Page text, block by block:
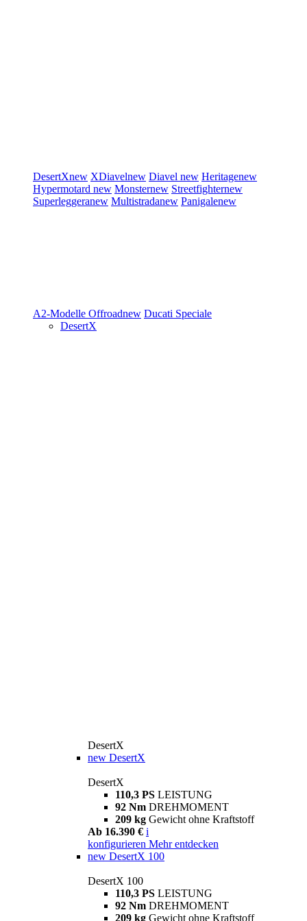
DesertXnew XDiavelnew Diavel new Heritagenew
Hypermotard new Monsternew Streetfighternew
Superleggeranew Multistradanew Panigalenew
A2-Modelle Offroadnew Ducati Speciale
DesertX
DesertX
new DesertX
DesertX
110,3 PS LEISTUNG
92 Nm DREHMOMENT
209 kg Gewicht ohne Kraftstoff
Ab 16.390 € i
konfigurieren Mehr entdecken
new DesertX 100
DesertX 100
110,3 PS LEISTUNG
92 Nm DREHMOMENT
209 kg Gewicht ohne Kraftstoff